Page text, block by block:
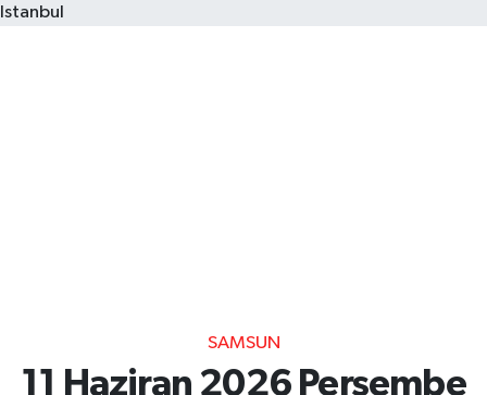
Istanbul
SAMSUN
11 Haziran 2026 Perşembe